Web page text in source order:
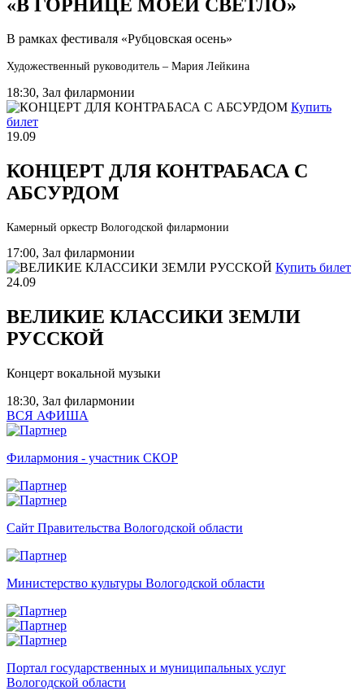
«В ГОРНИЦЕ МОЕЙ СВЕТЛО»
В рамках фестиваля «Рубцовская осень»
Художественный руководитель – Мария Лейкина
18:30, Зал филармонии
Купить
билет
19.09
КОНЦЕРТ ДЛЯ КОНТРАБАСА С
АБСУРДОМ
Камерный оркестр Вологодской филармонии
17:00, Зал филармонии
Купить билет
24.09
ВЕЛИКИЕ КЛАССИКИ ЗЕМЛИ
РУССКОЙ
Концерт вокальной музыки
18:30, Зал филармонии
ВСЯ АФИША
Филармония - участник СКОР
Сайт Правительства Вологодской области
Министерство культуры Вологодской области
Портал государственных и муниципальных услуг
Вологодской области